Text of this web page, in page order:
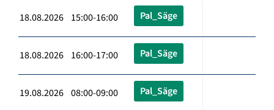
18.08.2026 15:00-16:00 Pal_Säge
18.08.2026 16:00-17:00 Pal_Säge
19.08.2026 08:00-09:00 Pal_Säge